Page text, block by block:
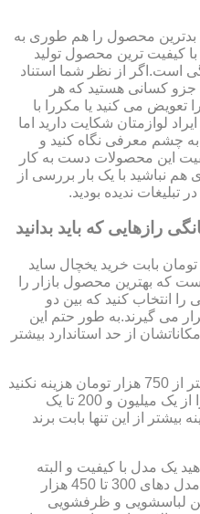
بدترین محصول را هم طوری به
کیفیت ترین محصول تولید
است.اگر از نظر شما استناد
جزو کسانی هستید که هر
تعویض می کنید یا مکررا با
لوازمتان شکایت دارید اما
به چشم معرفی نگاه کنید و
این محصولات دست به کار
نباشید با یک بار بررسی از
تبلیغات ندیده بودید.
رازهایی که باید بدانید
بابت خرید یخچال ساید
که بهترین محصول بازار را
را انتخاب کنید که بین دو
قرار می گیرند.به طور حتم این
از حد استاندارد بیشتر
برای خرید اجاق گازهای داخلی بیشتر از 750 هزار تومان هزینه نکنید
اما مدل های وارداتی به درد بخور را از یک میلیون و 200 تا یک
هزینه بیشتر از این تنها بابت برند
یک مدل با کیفیت و البته
مخزن دار را انتخاب کنید به راحتی مدل دهای 300 تا 450 هزار
لباسشویی و ظرفشویی